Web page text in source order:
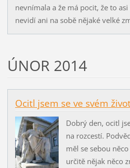
nevnímala a že má pocit, že to
nevidí ani na sobě nějaké velké
ÚNOR 2014
Ocitl jsem se ve svém
Dobrý den, ocitl
na rozcestí.
měl se sebou
určitě nějak něco